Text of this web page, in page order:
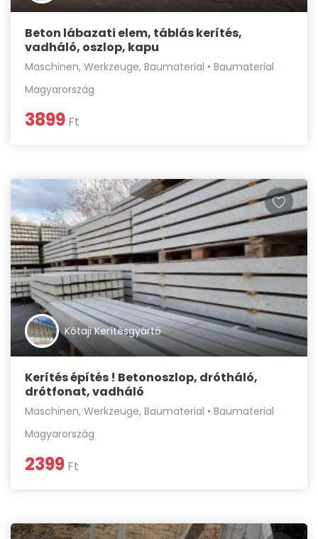
Beton lábazati elem, táblás kerítés,
vadháló, oszlop, kapu
Maschinen, Werkzeuge, Baumaterial • Baumaterial
Magyarország
3899 Ft
Kótaji Kerítésgyártó
Kerítés építés ! Betonoszlop, drótháló,
drótfonat, vadháló
Maschinen, Werkzeuge, Baumaterial • Baumaterial
Magyarország
2399 Ft